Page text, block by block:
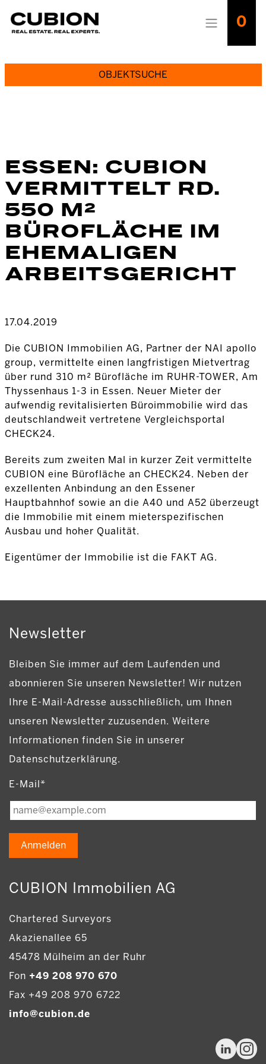
0
OBJEKTSUCHE
ESSEN: CUBION
VERMITTELT RD.
550 M²
BÜROFLÄCHE IM
EHEMALIGEN
ARBEITSGERICHT
17.04.2019
Die CUBION Immobilien AG, Partner der NAI apollo
group, vermittelte einen langfristigen Mietvertrag
über rund 310 m² Bürofläche im RUHR-TOWER, Am
Thyssenhaus 1-3 in Essen. Neuer Mieter der
aufwendig revitalisierten Büroimmobilie wird das
deutschlandweit vertretene Vergleichsportal
CHECK24.
Bereits zum zweiten Mal in kurzer Zeit vermittelte
CUBION eine Bürofläche an CHECK24. Neben der
exzellenten Anbindung an den Essener
Hauptbahnhof sowie an die A40 und A52 überzeugt
die Immobilie mit einem mieterspezifischen
Ausbau und hoher Qualität.
Eigentümer der Immobilie ist die FAKT AG.
Newsletter
Bleiben Sie immer auf dem Laufenden und
abonnieren Sie unseren Newsletter! Wir nutzen
Ihre E-Mail-Adresse ausschließlich, um Ihnen
unseren Newsletter zuzusenden. Weitere
Informationen finden Sie in unserer
Datenschutzerklärung.
E-Mail*
Anmelden
CUBION Immobilien AG
Chartered Surveyors
Akazienallee 65
45478 Mülheim an der Ruhr
Fon +49 208 970 670
Fax +49 208 970 6722
info@cubion.de